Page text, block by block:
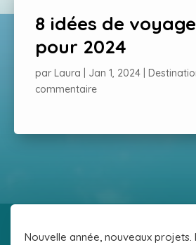
8 idées de
pour 2024
par Laura Jan 1, 2024
commentaire
Nouvelle année, nouveaux projets.